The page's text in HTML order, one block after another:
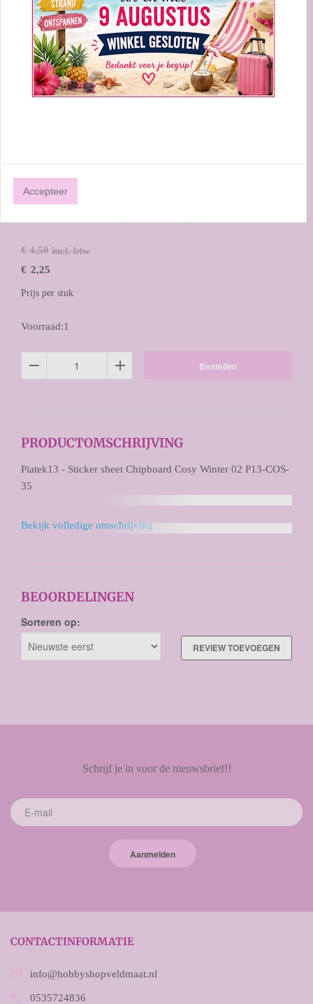
0 Beoordelingen
€ 4,50 incl. btw
€ 2,25
Prijs per stuk
Voorraad:1
Bestellen
PRODUCTOMSCHRIJVING
Piatek13 - Sticker sheet Chipboard Cosy Winter 02 P13-COS-
35
Bekijk volledige omschrijving
BEOORDELINGEN
Sorteren op:
REVIEW TOEVOEGEN
Schrijf je in voor de nieuwsbrief!!
Aanmelden
CONTACTINFORMATIE
info@hobbyshopveldmaat.nl
0535724836
Accepteer